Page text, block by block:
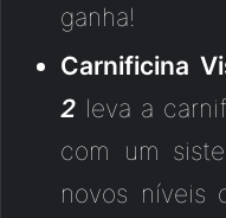
ganha!
Carnificina
2 leva a
com um
novos níveis